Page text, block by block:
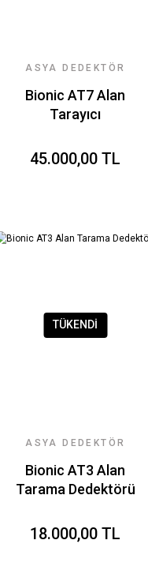
ASYA DEDEKTÖR
Bionic AT7 Alan
Tarayıcı
45.000,00 TL
TÜKENDİ
ASYA DEDEKTÖR
Bionic AT3 Alan
Tarama Dedektörü
18.000,00 TL